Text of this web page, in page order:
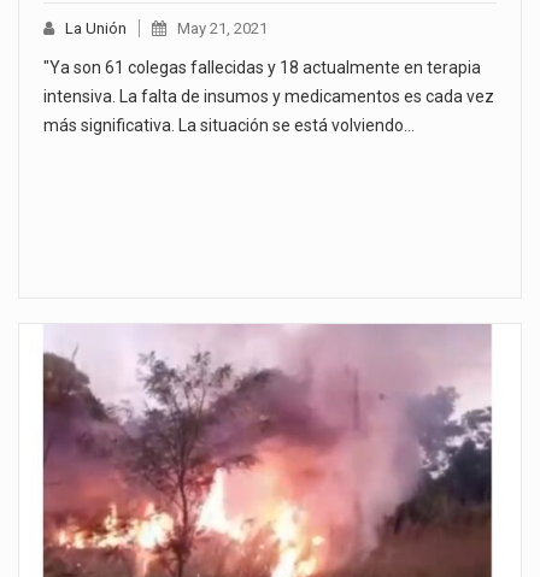
La Unión May 21, 2021
"Ya son 61 colegas fallecidas y 18 actualmente en terapia
intensiva. La falta de insumos y medicamentos es cada vez
más significativa. La situación se está volviendo…